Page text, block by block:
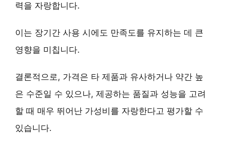
력을 자랑합니다.
이는 장기간 사용 시에도 만족도를 유지하는 데 큰
영향을 미칩니다.
결론적으로, 가격은 타 제품과 유사하거나 약간 높
은 수준일 수 있으나, 제공하는 품질과 성능을 고려
할 때 매우 뛰어난 가성비 를 자랑한다고 평가할 수
있습니다.